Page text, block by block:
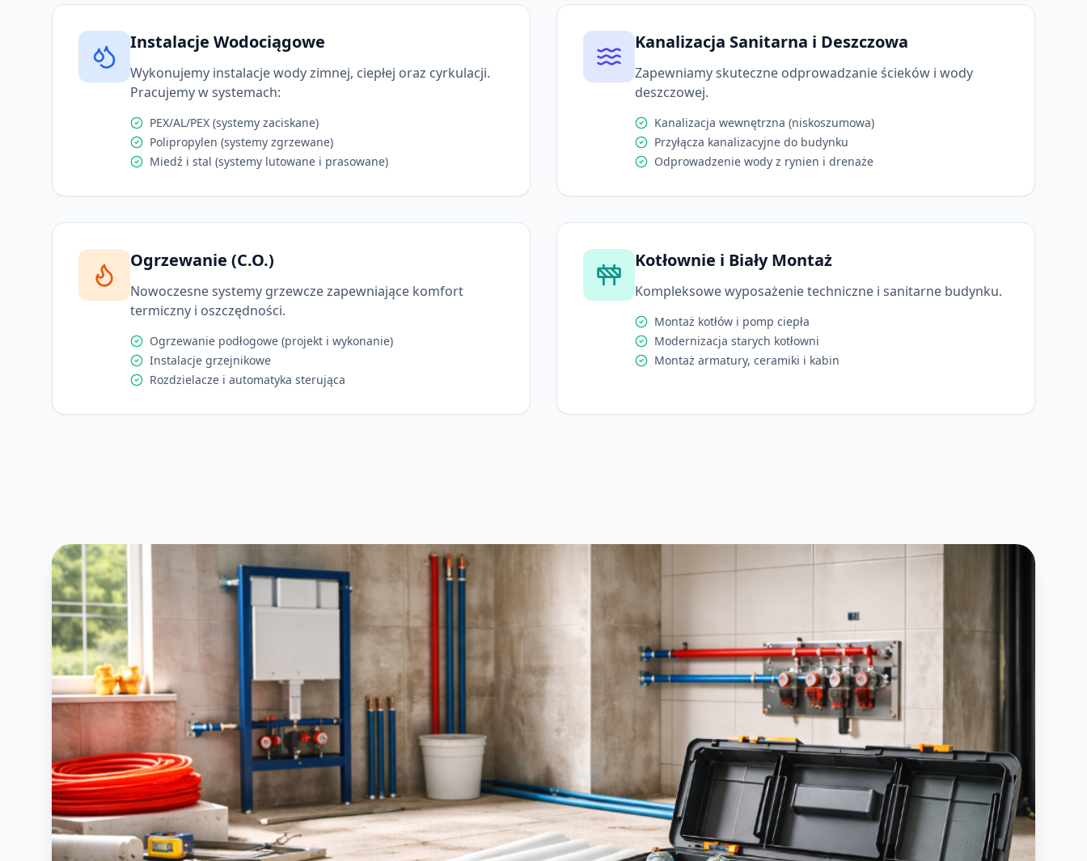
Instalacje Wodociągowe
Wykonujemy instalacje wody zimnej, ciepłej oraz cyrkulacji.
Pracujemy w systemach:
PEX/AL/PEX (systemy zaciskane)
Polipropylen (systemy zgrzewane)
Miedź i stal (systemy lutowane i prasowane)
Kanalizacja Sanitarna i Deszczowa
Zapewniamy skuteczne odprowadzanie ścieków i wody
deszczowej.
Kanalizacja wewnętrzna (niskoszumowa)
Przyłącza kanalizacyjne do budynku
Odprowadzenie wody z rynien i drenaże
Ogrzewanie (C.O.)
Nowoczesne systemy grzewcze zapewniające komfort
termiczny i oszczędności.
Ogrzewanie podłogowe (projekt i wykonanie)
Instalacje grzejnikowe
Rozdzielacze i automatyka sterująca
Kotłownie i Biały Montaż
Kompleksowe wyposażenie techniczne i sanitarne budynku.
Montaż kotłów i pomp ciepła
Modernizacja starych kotłowni
Montaż armatury, ceramiki i kabin